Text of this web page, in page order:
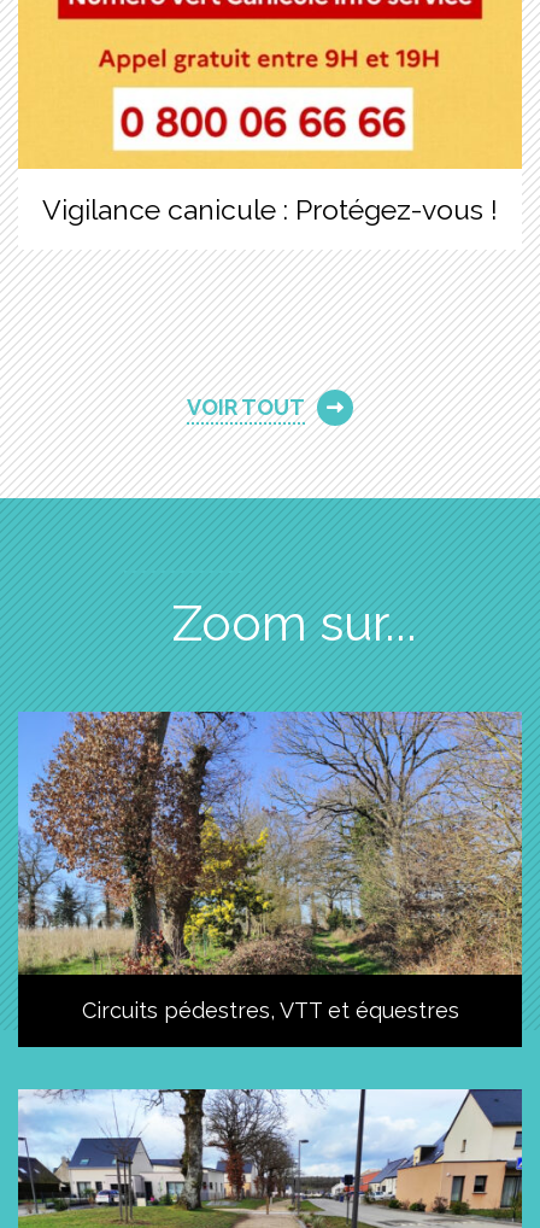
Vigilance canicule : Protégez-vous !
VOIR TOUT
Zoom sur...
Circuits pédestres, VTT et équestres